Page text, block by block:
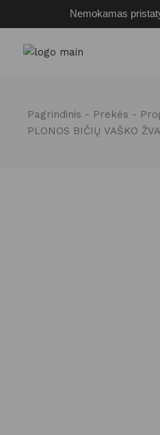
Nemokamas
Pereiti
turinio
Pagrindinis Prekės
PLONOS BIČIŲ VAŠKO